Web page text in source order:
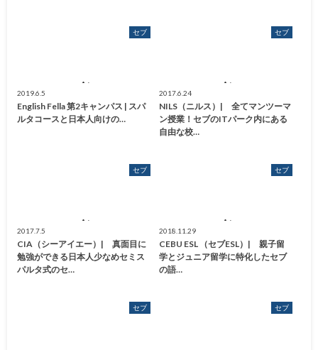
セブ
2019.6.5
English Fella 第2キャンパス | スパ
ルタコースと日本人向けの…
セブ
2017.6.24
NILS（ニルス）| 全てマンツーマ
ン授業！セブのITパーク内にある
自由な校…
セブ
2017.7.5
CIA（シーアイエー）| 真面目に
勉強ができる日本人少なめセミス
パルタ式のセ…
セブ
2018.11.29
CEBU ESL （セブESL）| 親子留
学とジュニア留学に特化したセブ
の語…
セブ セブ